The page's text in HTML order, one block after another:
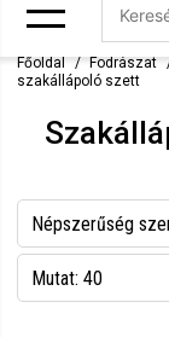
Főoldal Fodrászat
szakállápoló szett
Népszerűség
Név szerint
Mutat: 40